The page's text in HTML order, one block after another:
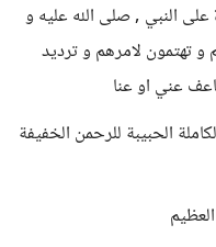
على النبي , صلى الله عليه و
و تهتمون لامرهم و ترديد
عني او عنا
الحبيبة للرحمن الخفيفة